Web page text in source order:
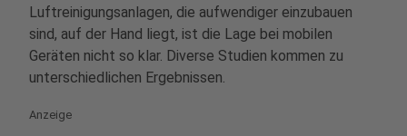
Luftreinigungsanlagen, die aufwendiger einzubauen
sind, auf der Hand liegt, ist die Lage bei mobilen
Geräten nicht so klar. Diverse Studien kommen zu
unterschiedlichen Ergebnissen.
Anzeige